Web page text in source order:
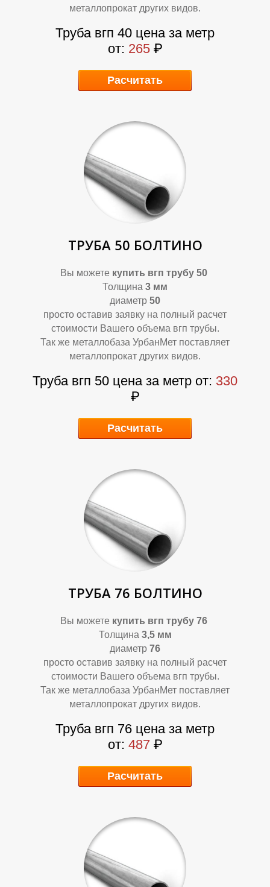
О
К
А
металлопрокат других видов.
Труба вгп 40 цена за метр
от: 265 ₽
Расчитать
ТРУБА 50 БОЛТИНО
Вы можете купить вгп трубу 50
Толщина 3 мм
диаметр 50
просто оставив заявку на полный расчет
стоимости Вашего объема вгп трубы.
Так же металлобаза УрбанМет поставляет
металлопрокат других видов.
Труба вгп 50 цена за метр от: 330
₽
Расчитать
ТРУБА 76 БОЛТИНО
Вы можете купить вгп трубу 76
Толщина 3,5 мм
диаметр 76
просто оставив заявку на полный расчет
стоимости Вашего объема вгп трубы.
Так же металлобаза УрбанМет поставляет
металлопрокат других видов.
Труба вгп 76 цена за метр
от: 487 ₽
Расчитать
О
К
А